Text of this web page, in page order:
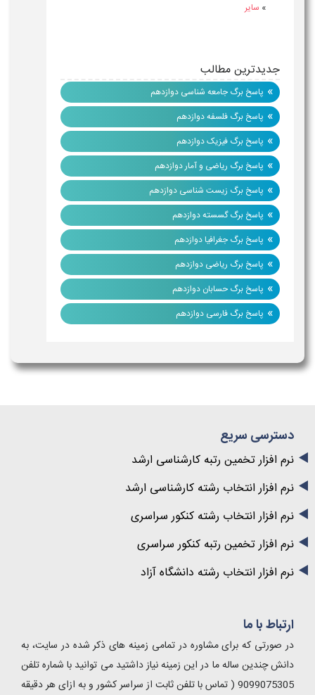
» سایر
جدیدترین مطالب
» پاسخ برگ جامعه شناسی دوازدهم
» پاسخ برگ فلسفه دوازدهم
» پاسخ برگ فیزیک دوازدهم
» پاسخ برگ ریاضی و آمار دوازدهم
» پاسخ برگ زیست شناسی دوازدهم
» پاسخ برگ گسسته دوازدهم
» پاسخ برگ جغرافیا دوازدهم
» پاسخ برگ ریاضی دوازدهم
» پاسخ برگ حسابان دوازدهم
» پاسخ برگ فارسی دوازدهم
دسترسی سریع
نرم افزار تخمین رتبه کارشناسی ارشد
نرم افزار انتخاب رشته کارشناسی ارشد
نرم افزار انتخاب رشته کنکور سراسری
نرم افزار تخمین رتبه کنکور سراسری
نرم افزار انتخاب رشته دانشگاه آزاد
ارتباط با ما
در صورتی که برای مشاوره در تمامی زمینه های ذکر شده در سایت، به
دانش چندین ساله ما در این زمینه نیاز داشتید می توانید با شماره تلفن
9099075305 ( تماس با تلفن ثابت از سراسر کشور و به ازای هر دقیقه